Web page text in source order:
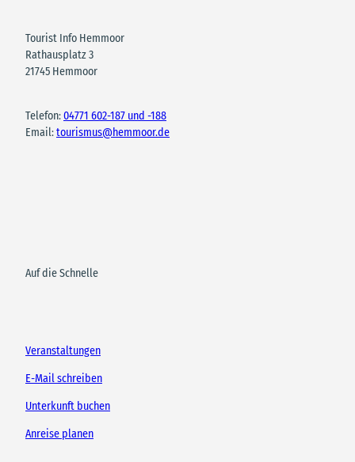
Tourist Info Hemmoor
Rathausplatz 3
21745 Hemmoor
Telefon:04771 602-187 und -188
Email:tourismus@hemmoor.de
Auf die Schnelle
Veranstaltungen
E-Mail schreiben
Unterkunft buchen
Anreise planen